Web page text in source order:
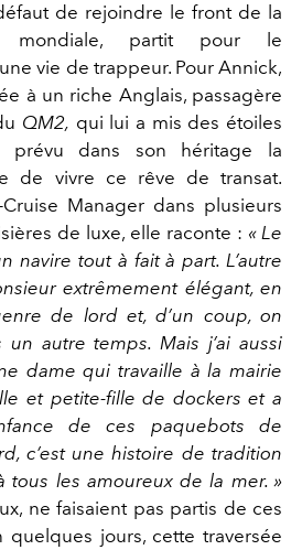
de rejoindre le front de la
mondiale, partit pour le
vie de trappeur. Pour Annick,
à un riche Anglais, passagère
QM2, qui lui a mis des étoiles
prévu dans son héritage la
de vivre ce rêve de transat.
Manager dans plusieurs
de luxe, elle raconte : « Le
navire tout à fait à part. L’autre
extrêmement élégant, en
de lord et, d’un coup, on
autre temps. Mais j’ai aussi
dame qui travaille à la mairie
et petite-fille de dockers et a
de ces paquebots de
c’est une histoire de tradition
tous les amoureux de la mer. »
ne faisaient pas partis de ces
quelques jours, cette traversée